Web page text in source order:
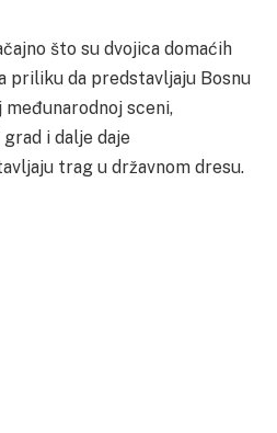
što su dvojica domaćih
priliku da predstavljaju Bosnu
sceni,
i dalje daje
trag u državnom dresu.